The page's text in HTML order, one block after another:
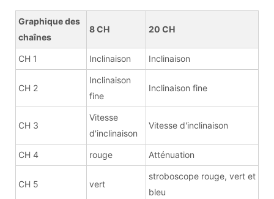
Graphique des
chaînes
8 CH 20 CH
CH 1 Inclinaison Inclinaison
CH 2
Inclinaison
fine
Inclinaison fine
CH 3
Vitesse
d'inclinaison
Vitesse d'inclinaison
CH 4 rouge Atténuation
CH 5 vert
stroboscope rouge, vert et
bleu